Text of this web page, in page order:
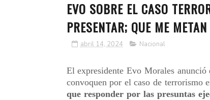
EVO SOBRE EL CASO
PRESENTAR; QUE ME
abril 14, 2024 Nacional
El expresidente Evo Morales
convoquen por el caso de terrorismo
que responder por las presuntas